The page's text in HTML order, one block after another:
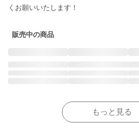
くお願いいたします！
販売中の商品
もっと見る